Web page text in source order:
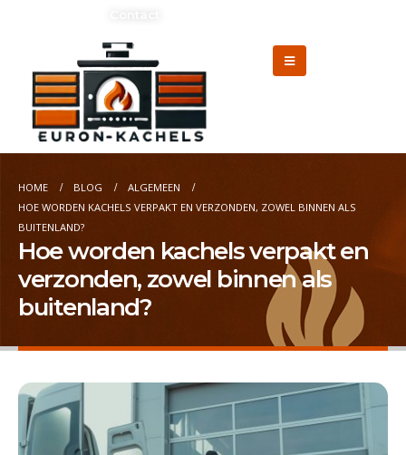
HOME BLOG
ALGEMEEN
HOE WORDEN KACHELS VERPAKT EN VERZONDEN, ZOWEL BINNEN ALS
BUITENLAND?
Hoe worden kachels verpakt en
verzonden, zowel binnen als
buitenland?